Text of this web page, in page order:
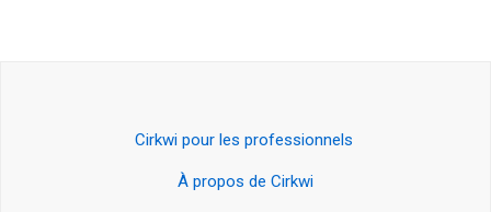
Cirkwi pour les professionnels
À propos de Cirkwi